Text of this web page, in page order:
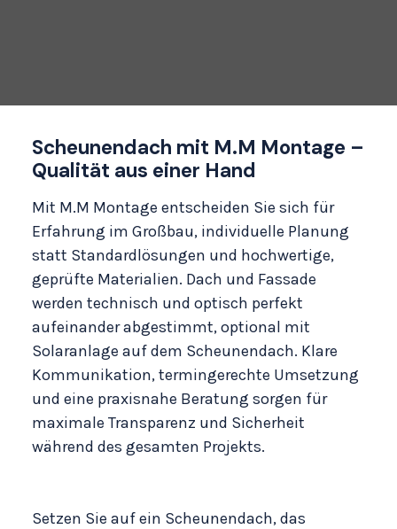
Scheunendach mit M.M Montage –
Qualität aus einer Hand
Mit M.M Montage entscheiden Sie sich für
Erfahrung im Großbau, individuelle Planung
statt Standardlösungen und hochwertige,
geprüfte Materialien. Dach und Fassade
werden technisch und optisch perfekt
aufeinander abgestimmt, optional mit
Solaranlage auf dem Scheunendach. Klare
Kommunikation, termingerechte Umsetzung
und eine praxisnahe Beratung sorgen für
maximale Transparenz und Sicherheit
während des gesamten Projekts.
Setzen Sie auf ein Scheunendach, das